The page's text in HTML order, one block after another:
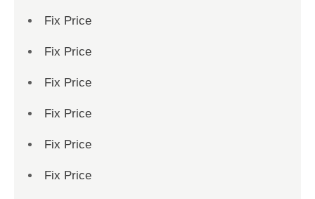
Fix Price
Fix Price
Fix Price
Fix Price
Fix Price
Fix Price